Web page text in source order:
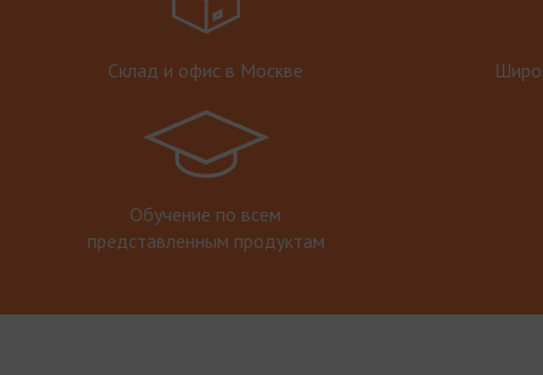
Склад и офис в Москве
Обучение по всем
представленным продуктам